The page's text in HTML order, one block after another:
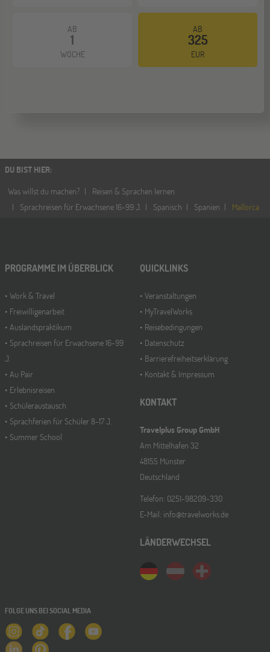
AB
1
WOCHE
AB
325
EUR
DU BIST HIER:
Was willst du machen?
Reisen & Sprachen lernen
Sprachreisen für Erwachsene 16-99 J.
Spanisch Spanien Mallorca
PROGRAMME IM ÜBERBLICK
Work & Travel
Freiwilligenarbeit
Auslandspraktikum
Sprachreisen für Erwachsene 16-99
J.
Au Pair
Erlebnisreisen
Schüleraustausch
Sprachferien für Schüler 8-17 J.
Summer School
QUICKLINKS
Veranstaltungen
MyTravelWorks
Reisebedingungen
Datenschutz
Barrierefreiheitserklärung
Kontakt & Impressum
KONTAKT
Travelplus Group GmbH
Am Mittelhafen 32
48155 Münster
Deutschland
Telefon: 0251-98209-330
E-Mail: info@travelworks.de
LÄNDERWECHSEL
FOLGE UNS BEI SOCIAL MEDIA